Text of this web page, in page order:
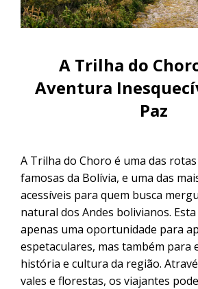
Excursão ao Salar de
Uyuni e pelas lagoas do
2 noites
Excursão pela Rota
Cusco a Uyuni em 3 dias
de Puno
CONTACTANOS
A Trilha do
Aventura
Paz
A Trilha do Choro é uma das
famosas da Bolívia, e uma das
acessíveis para quem busca
natural dos Andes bolivianos.
apenas uma oportunidade para
espetaculares, mas também para
história e cultura da região.
vales e florestas, os viajantes